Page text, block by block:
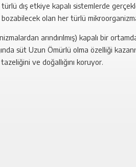
dış etkiye kapalı sistemlerde
olan her türlü
arındırılmış) kapalı bir
süt Uzun Ömürlü olma özelliği
ve doğallığını koruyor.